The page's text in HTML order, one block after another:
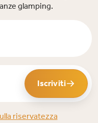
glamping.
Iscriviti
riservatezza